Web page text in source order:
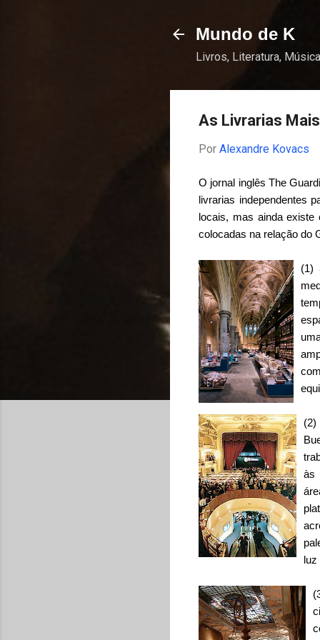
Mundo de K
Livros, Literatura,
As Livrarias
Por Alexandre Kovacs
O jornal inglês The
livrarias independentes
locais, mas ainda existe
colocadas na relação do
(1)
(2)
às
luz